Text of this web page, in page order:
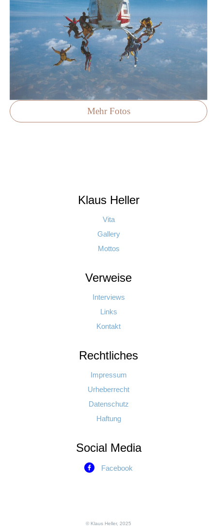
Mehr Fotos
Klaus Heller
Vita
Gallery
Mottos
Verweise
Interviews
Links
Kontakt
Rechtliches
Impressum
Urheberrecht
Datenschutz
Haftung
Social Media
Facebook
© Klaus Heller, 2025